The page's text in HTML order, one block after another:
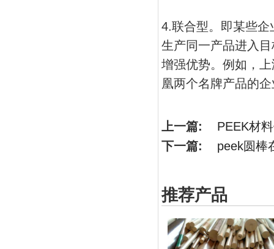
4.联合型。即某些
生产同一产品进入
增强优势。例如，
凰两个名牌产品的
上一篇: PEEK材
下一篇: peek圆棒
推荐产品